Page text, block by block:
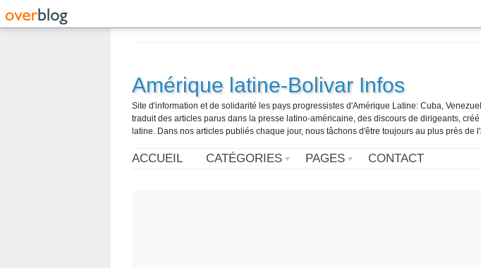
Amérique latine-Bolivar Infos
Site d'information et de solidarité les pays progressistes d'Amérique Latine: Cuba,
traduit des articles parus dans la presse latino-américaine, des discours de dirigeants,
latine. Dans nos articles publiés chaque jour, nous tâchons d'être toujours au plus près de
ACCUEIL CATÉGORIES PAGES CONTACT